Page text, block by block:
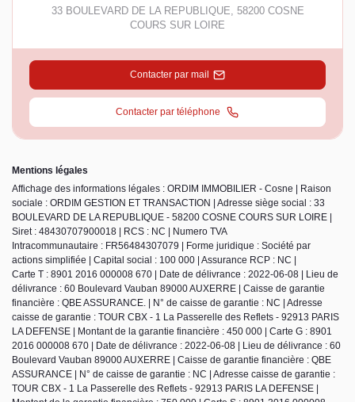
33 BOULEVARD DE LA REPUBLIQUE 58200 COSNE
COURS SUR LOIRE
Contacter par mail
Contacter par téléphone
Mentions légales
Affichage des informations légales : ORDIM IMMOBILIER - Cosne | Raison
sociale : ORDIM GESTION ET TRANSACTION | Adresse siège social : 33
BOULEVARD DE LA REPUBLIQUE - 58200 COSNE COURS SUR LOIRE |
Siret : 48430707900018 | RCS : NC | Numero TVA
Intracommunautaire : FR56484307079 | Forme juridique : Société par
actions simplifiée | Capital social : 100 000 | Assurance RCP : NC |
Carte T : 8901 2016 000008 670 | Date de délivrance : 2022-06-08 | Lieu de
délivrance : 60 Boulevard Vauban 89000 AUXERRE | Caisse de garantie
financière : QBE ASSURANCE. | N° de caisse de garantie : NC | Adresse
caisse de garantie : TOUR CBX - 1 La Passerelle des Reflets - 92913 PARIS
LA DEFENSE | Montant de la garantie financière : 450 000 | Carte G : 8901
2016 000008 670 | Date de délivrance : 2022-06-08 | Lieu de délivrance : 60
Boulevard Vauban 89000 AUXERRE | Caisse de garantie financière : QBE
ASSURANCE | N° de caisse de garantie : NC | Adresse caisse de garantie :
TOUR CBX - 1 La Passerelle des Reflets - 92913 PARIS LA DEFENSE |